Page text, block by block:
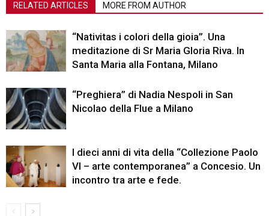
RELATED ARTICLES MORE FROM AUTHOR
“Nativitas i colori della gioia”. Una
meditazione di Sr Maria Gloria Riva. In
Santa Maria alla Fontana, Milano
“Preghiera” di Nadia Nespoli in San
Nicolao della Flue a Milano
I dieci anni di vita della “Collezione Paolo
VI – arte contemporanea” a Concesio. Un
incontro tra arte e fede.